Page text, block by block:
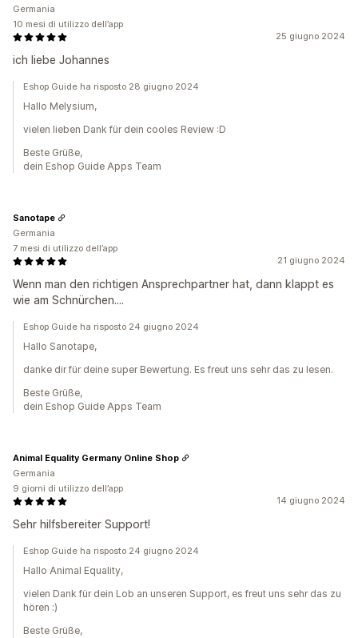
25 giugno 2024
ich liebe Johannes
Germania
10 mesi di utilizzo dell’app
Eshop Guide ha risposto 28 giugno 2024
Hallo Melysium,
vielen lieben Dank für dein cooles Review :D
Beste Grüße,
dein Eshop Guide Apps Team
21 giugno 2024
Wenn man den richtigen Ansprechpartner hat, dann klappt es
wie am Schnürchen....
Sanotape
Germania
7 mesi di utilizzo dell’app
Eshop Guide ha risposto 24 giugno 2024
Hallo Sanotape,
danke dir für deine super Bewertung. Es freut uns sehr das zu lesen.
Beste Grüße,
dein Eshop Guide Apps Team
14 giugno 2024
Sehr hilfsbereiter Support!
Animal Equality Germany Online Shop
Germania
9 giorni di utilizzo dell’app
Eshop Guide ha risposto 24 giugno 2024
Hallo Animal Equality,
vielen Dank für dein Lob an unseren Support, es freut uns sehr das zu
hören :)
Beste Grüße,